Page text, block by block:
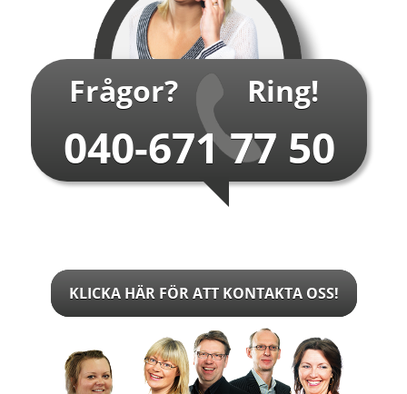
Frågor? Ring!
040-671 77 50
KLICKA HÄR FÖR ATT KONTAKTA OSS!